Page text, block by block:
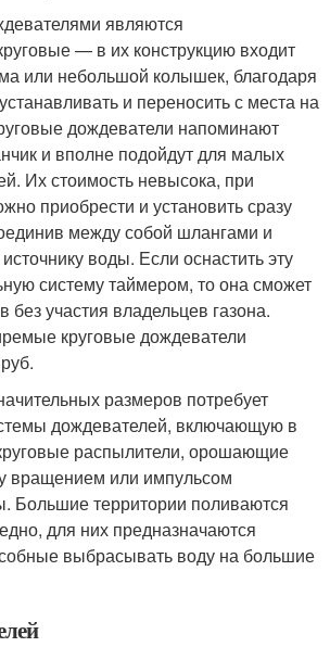
являются
— в их конструкцию входит
или небольшой колышек, благодаря
и переносить с места на
дождеватели напоминают
и вполне подойдут для малых
Их стоимость невысока, при
приобрести и установить сразу
между собой шлангами и
воды. Если оснастить эту
систему таймером, то она сможет
без участия владельцев газона.
круговые дождеватели
размеров потребует
дождевателей, включающую в
распылители, орошающие
вращением или импульсом
Большие территории поливаются
для них предназначаются
выбрасывать воду на большие